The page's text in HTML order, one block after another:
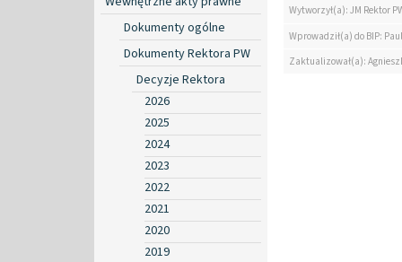
Dokumenty ogólne
Dokumenty Rektora PW
Decyzje Rektora
2026
2025
2024
2023
2022
2021
2020
2019
Wytworzył(a): JM Rektor
Wprowadził(a) do BIP:
Zaktualizował(a):